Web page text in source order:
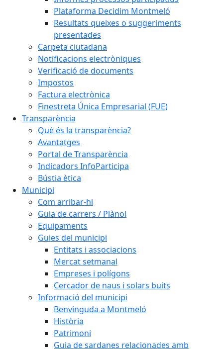
Plataforma Decidim Montmeló
Resultats queixes o suggeriments
presentades
Carpeta ciutadana
Notificacions electròniques
Verificació de documents
Impostos
Factura electrònica
Finestreta Única Empresarial (FUE)
Transparència
Què és la transparència?
Avantatges
Portal de Transparència
Indicadors InfoParticipa
Bústia ètica
Municipi
Com arribar-hi
Guia de carrers / Plànol
Equipaments
Guies del municipi
Entitats i associacions
Mercat setmanal
Empreses i polígons
Cercador de naus i solars buits
Informació del municipi
Benvinguda a Montmeló
Història
Patrimoni
Guia de sardanes relacionades amb